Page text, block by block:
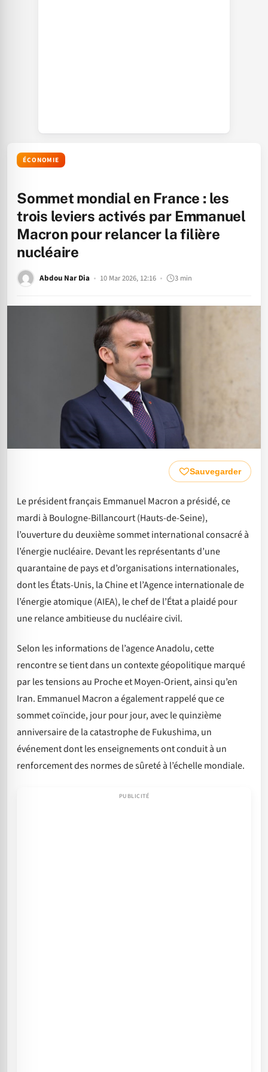
ÉCONOMIE
Sommet mondial en France : les
trois leviers activés par Emmanuel
Macron pour relancer la filière
nucléaire
Abdou Nar Dia 10 Mar 2026, 12:16 3 min
Sauvegarder
Le président français Emmanuel Macron a présidé, ce
mardi à Boulogne-Billancourt (Hauts-de-Seine),
l’ouverture du deuxième sommet international consacré à
l’énergie nucléaire. Devant les représentants d’une
quarantaine de pays et d’organisations internationales,
dont les États-Unis, la Chine et l’Agence internationale de
l’énergie atomique (AIEA), le chef de l’État a plaidé pour
une relance ambitieuse du nucléaire civil.
Selon les informations de l’agence Anadolu, cette
rencontre se tient dans un contexte géopolitique marqué
par les tensions au Proche et Moyen-Orient, ainsi qu’en
Iran. Emmanuel Macron a également rappelé que ce
sommet coïncide, jour pour jour, avec le quinzième
anniversaire de la catastrophe de Fukushima, un
événement dont les enseignements ont conduit à un
renforcement des normes de sûreté à l’échelle mondiale.